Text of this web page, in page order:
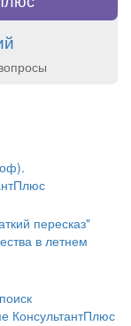
пересказ"
в летнем
КонсультантПлюс